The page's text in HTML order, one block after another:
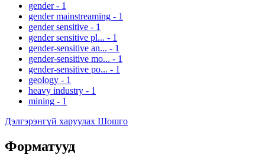
gender - 1
gender mainstreaming - 1
gender sensitive - 1
gender sensitive pl... - 1
gender-sensitive an... - 1
gender-sensitive mo... - 1
gender-sensitive po... - 1
geology - 1
heavy industry - 1
mining - 1
Дэлгэрэнгүй харуулах Шошго
Форматууд